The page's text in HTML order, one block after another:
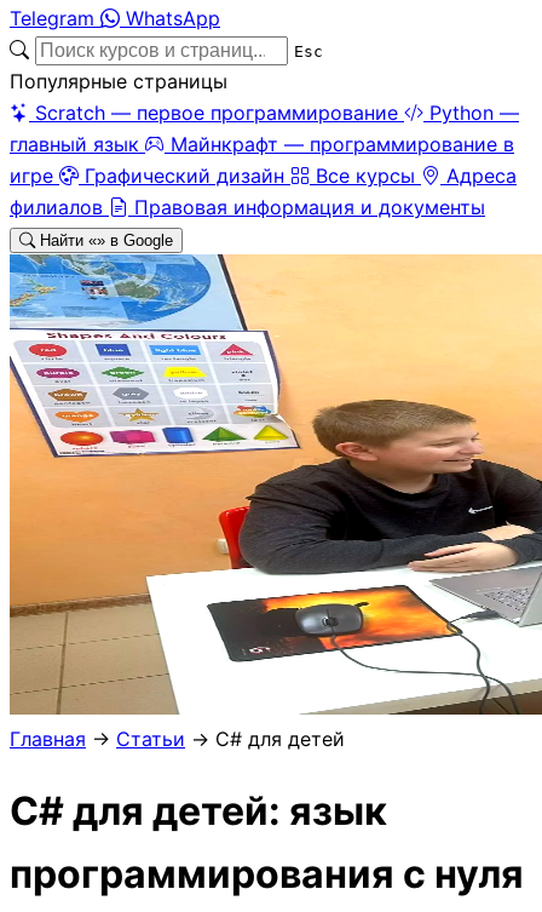
Telegram
WhatsApp
Esc
Популярные страницы
Scratch — первое программирование
Python —
главный язык
Майнкрафт — программирование в
игре
Графический дизайн Все курсы
Адреса
филиалов
Правовая информация и документы
Найти «» в Google
Главная → Статьи → C# для детей
C# для детей: язык
программирования с нуля